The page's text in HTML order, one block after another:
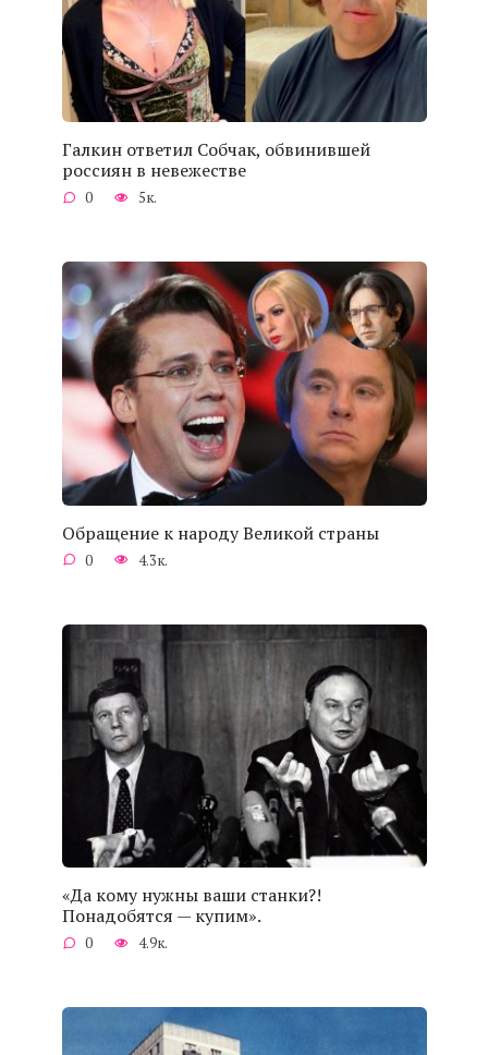
Галкин ответил Собчак, обвинившей
россиян в невежестве
0 5к.
Обращение к народу Великой страны
0 4.3к.
«Да кому нужны ваши станки?!
Понадобятся — купим».
0 4.9к.